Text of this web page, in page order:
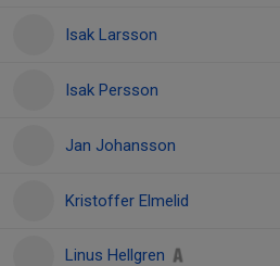
Isak Larsson
Isak Persson
Jan Johansson
Kristoffer Elmelid
Linus Hellgren